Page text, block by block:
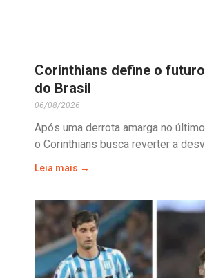
Corinthians define o
do Brasil
06/08/2026
Após uma derrota amarga no
o Corinthians busca reverter a
Leia mais →